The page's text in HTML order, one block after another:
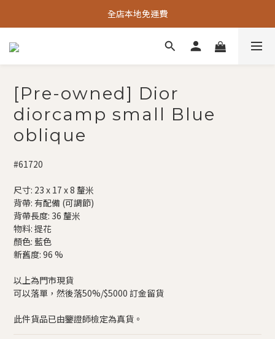
全店本地免運費
[Pre-owned] Dior
diorcamp small Blue
oblique
#61720
尺寸: 23 x 17 x 8 釐米
背帶: 有配備 (可調節)
背帶長度: 36 釐米
物料: 提花
顏色: 藍色
新舊度: 96 %
以上為門市現貨
可以落單，然後落50%/$5000 訂金留貨
此件貨品已由鑒證師檢定為真貨。